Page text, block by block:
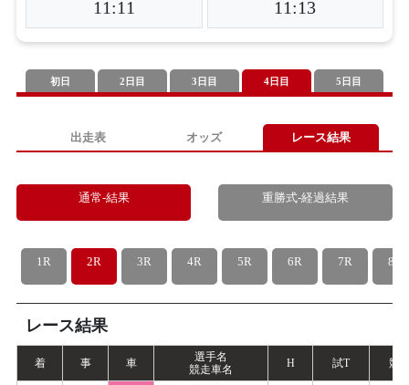
11:11
11:13
初日 2日目 3日目 4日目 5日目
出走表 オッズ レース結果
通常-結果 重勝式-経過結果
1R 2R 3R 4R 5R 6R 7R 8R
レース結果
着 事 車
選手名
競走車名
H 試T 競